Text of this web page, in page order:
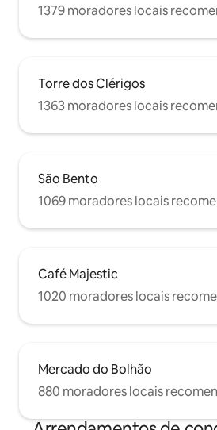
1379 moradores locais
Torre dos Clérigos
1363 moradores locais
São Bento
1069 moradores locais
Café Majestic
1020 moradores locais
Mercado do Bolhão
880 moradores locais